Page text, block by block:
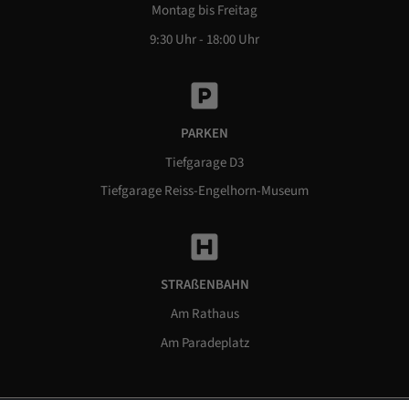
Montag bis Freitag
9:30 Uhr - 18:00 Uhr
PARKEN
Tiefgarage D3
Tiefgarage Reiss-Engelhorn-Museum
STRAßENBAHN
Am Rathaus
Am Paradeplatz